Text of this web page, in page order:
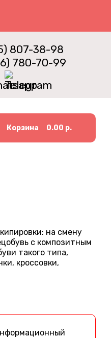
807-38-98
780-70-99
Корзина 0.00 р.
на смену
с композитным
такого типа,
кроссовки,